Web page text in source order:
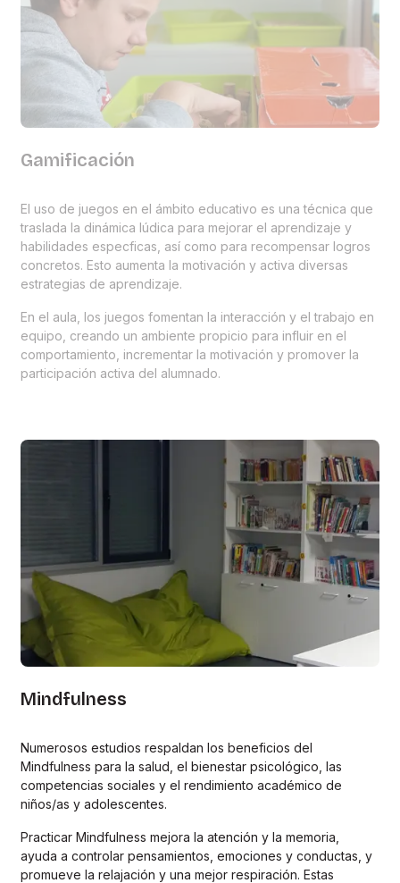
Gamificación
El uso de juegos en el ámbito educativo es una técnica que
traslada la dinámica lúdica para mejorar el aprendizaje y
habilidades especficas, así como para recompensar logros
concretos. Esto aumenta la motivación y activa diversas
estrategias de aprendizaje.
En el aula, los juegos fomentan la interacción y el trabajo en
equipo, creando un ambiente propicio para influir en el
comportamiento, incrementar la motivación y promover la
participación activa del alumnado.
Mindfulness
Numerosos estudios respaldan los beneficios del
Mindfulness para la salud, el bienestar psicológico, las
competencias sociales y el rendimiento académico de
niños/as y adolescentes.
Practicar Mindfulness mejora la atención y la memoria,
ayuda a controlar pensamientos, emociones y conductas, y
promueve la relajación y una mejor respiración. Estas